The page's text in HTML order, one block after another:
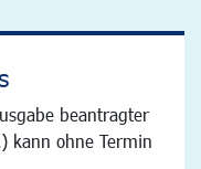
beantragter
kann ohne Termin